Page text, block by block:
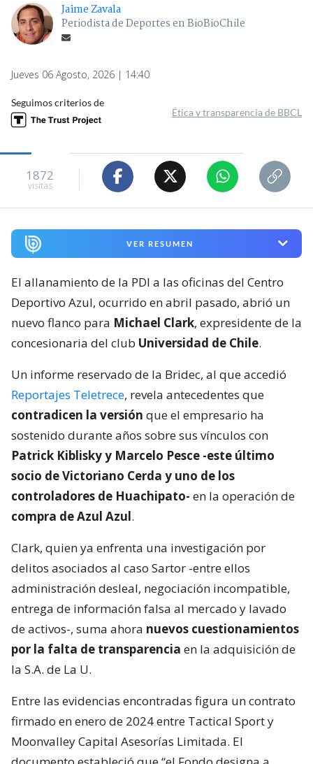
Jaime Zavala
Periodista de Deportes en BioBioChile
Jueves 06 Agosto, 2026 | 14:40
Seguimos criterios de
Ética y transparencia de BBCL
1872
visitas
VER RESUMEN
El allanamiento de la PDI a las oficinas del Centro
Deportivo Azul, ocurrido en abril pasado, abrió un
nuevo flanco para Michael Clark, expresidente de la
concesionaria del club Universidad de Chile.
Un informe reservado de la Bridec, al que accedió
Reportajes Teletrece, revela antecedentes que
contradicen la versión que el empresario ha
sostenido durante años sobre sus vínculos con
Patrick Kiblisky y Marcelo Pesce -este último
socio de Victoriano Cerda y uno de los
controladores de Huachipato- en la operación de
compra de Azul Azul.
Clark, quien ya enfrenta una investigación por
delitos asociados al caso Sartor -entre ellos
administración desleal, negociación incompatible,
entrega de información falsa al mercado y lavado
de activos-, suma ahora nuevos cuestionamientos
por la falta de transparencia en la adquisición de
la S.A. de La U.
Entre las evidencias encontradas figura un contrato
firmado en enero de 2024 entre Tactical Sport y
Moonvalley Capital Asesorías Limitada. El